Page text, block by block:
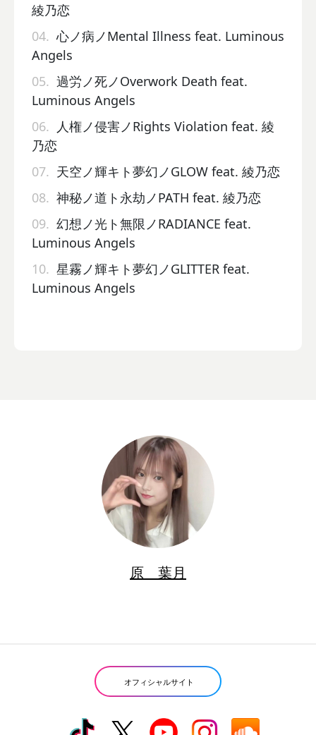
綾乃恋
04. 心ノ病ノMental Illness feat. Luminous
Angels
05. 過労ノ死ノOverwork Death feat.
Luminous Angels
06. 人権ノ侵害ノRights Violation feat. 綾
乃恋
07. 天空ノ輝キト夢幻ノGLOW feat. 綾乃恋
08. 神秘ノ道ト永劫ノPATH feat. 綾乃恋
09. 幻想ノ光ト無限ノRADIANCE feat.
Luminous Angels
10. 星霧ノ輝キト夢幻ノGLITTER feat.
Luminous Angels
原 葉月
オフィシャルサイト